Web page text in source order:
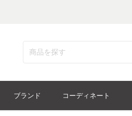
ブランド コーディネート